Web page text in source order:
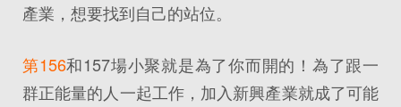
產業，想要找到自己的站位。
第156和157場小聚就是為了你而開的！為了跟一
群正能量的人一起工作，加入新興產業就成了可能